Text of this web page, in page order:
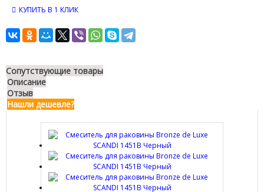
КУПИТЬ В 1 КЛИК
Сопутствующие товары
Описание
Отзыв
Нашли дешевле?